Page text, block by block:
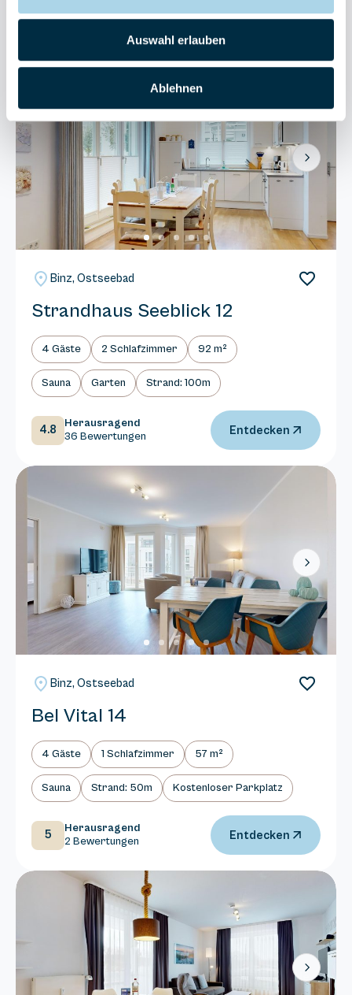
Auswahl erlauben
Ablehnen
Sehr gut
Next
Binz, Ostseebad
Strandhaus Seeblick 12
4 Gäste 2 Schlafzimmer 92 m²
Sauna Garten Strand: 100m
4.8
Herausragend
36 Bewertungen
Entdecken
Next
Binz, Ostseebad
Bel Vital 14
4 Gäste 1 Schlafzimmer 57 m²
Sauna Strand: 50m Kostenloser Parkplatz
5
Herausragend
2 Bewertungen
Entdecken
Next